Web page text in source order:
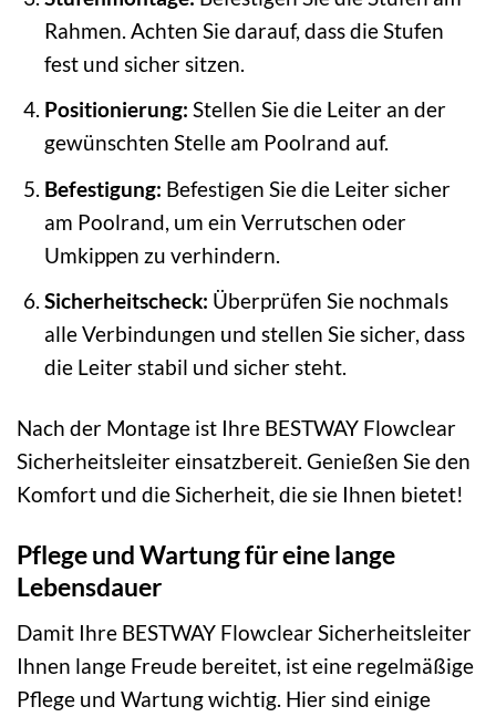
Rahmen. Achten Sie darauf, dass die Stufen
fest und sicher sitzen.
Positionierung: Stellen Sie die Leiter an der
gewünschten Stelle am Poolrand auf.
Befestigung: Befestigen Sie die Leiter sicher
am Poolrand, um ein Verrutschen oder
Umkippen zu verhindern.
Sicherheitscheck: Überprüfen Sie nochmals
alle Verbindungen und stellen Sie sicher, dass
die Leiter stabil und sicher steht.
Nach der Montage ist Ihre BESTWAY Flowclear
Sicherheitsleiter einsatzbereit. Genießen Sie den
Komfort und die Sicherheit, die sie Ihnen bietet!
Pflege und Wartung für eine lange
Lebensdauer
Damit Ihre BESTWAY Flowclear Sicherheitsleiter
Ihnen lange Freude bereitet, ist eine regelmäßige
Pflege und Wartung wichtig. Hier sind einige